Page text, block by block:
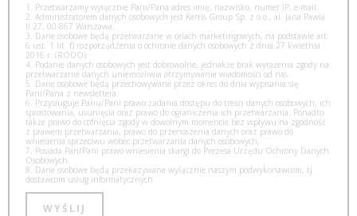
1. Przetwarzamy wyłącznie Pani/Pana adres imię, nazwisko, numer IP, e-mail.
2. Administratorem danych osobowych jest Kerris Group Sp. z o.o., al. Jana Pawła
II 27, 00-867 Warszawa.
3. Dane osobowe będą przetwarzane w celach marketingowych, na podstawie art.
6 ust. 1 lit. f) rozporządzenia o ochronie danych osobowych z dnia 27 kwietnia
2016 r. (RODO).
4. Podanie danych osobowych jest dobrowolne, jednakże brak wyrażenia zgody na
przetwarzanie danych uniemożliwia otrzymywanie wiadomości od nas.
5. Dane osobowe będą przechowywane przez okres do dnia wypisania się
Pani/Pana z newslettera.
6. Przysługuje Panu/Pani prawo żądania dostępu do treści danych osobowych, ich
sprostowania, usunięcia oraz prawo do ograniczenia ich przetwarzania. Ponadto
także prawo do cofnięcia zgody w dowolnym momencie bez wpływu na zgodność
z prawem przetwarzania, prawo do przenoszenia danych oraz prawo do
wniesienia sprzeciwu wobec przetwarzania danych osobowych,
7. Posiada Pan/Pani prawo wniesienia skargi do Prezesa Urzędu Ochrony Danych
Osobowych.
8. Dane osobowe będą przekazywane wyłącznie naszym podwykonawcom, tj.
dostawcom usług informatycznych.